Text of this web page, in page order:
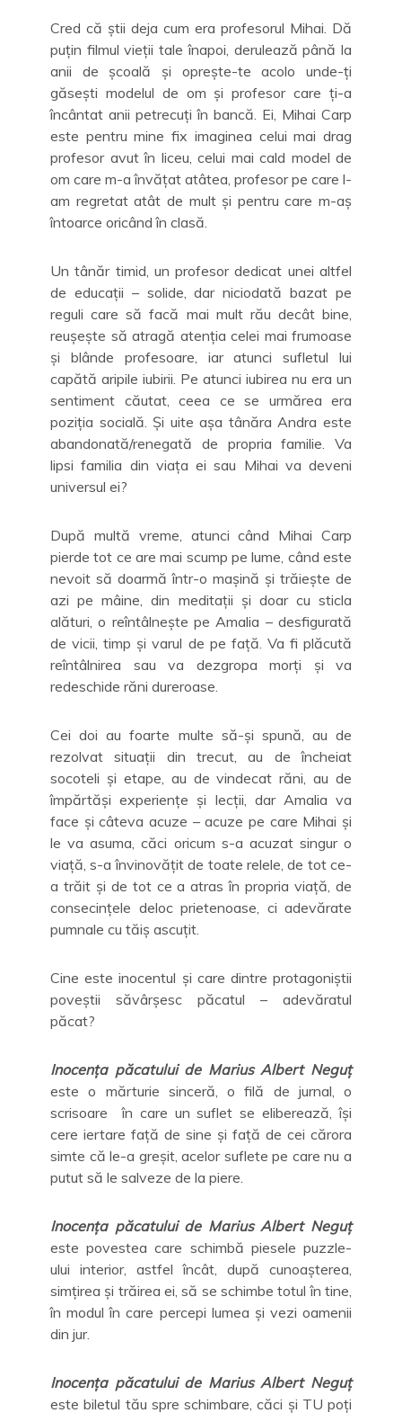
Cred că știi deja cum era profesorul Mihai. Dă
puțin filmul vieții tale înapoi, derulează până la
anii de școală și oprește-te acolo unde-ți
găsești modelul de om și profesor care ți-a
încântat anii petrecuți în bancă. Ei, Mihai Carp
este pentru mine fix imaginea celui mai drag
profesor avut în liceu, celui mai cald model de
om care m-a învățat atâtea, profesor pe care l-
am regretat atât de mult și pentru care m-aș
întoarce oricând în clasă.
Un tânăr timid, un profesor dedicat unei altfel
de educații – solide, dar niciodată bazat pe
reguli care să facă mai mult rău decât bine,
reușește să atragă atenția celei mai frumoase
și blânde profesoare, iar atunci sufletul lui
capătă aripile iubirii. Pe atunci iubirea nu era un
sentiment căutat, ceea ce se urmărea era
poziția socială. Și uite așa tânăra Andra este
abandonată/renegată de propria familie. Va
lipsi familia din viața ei sau Mihai va deveni
universul ei?
După multă vreme, atunci când Mihai Carp
pierde tot ce are mai scump pe lume, când este
nevoit să doarmă într-o mașină și trăiește de
azi pe mâine, din meditații și doar cu sticla
alături, o reîntâlnește pe Amalia – desfigurată
de vicii, timp și varul de pe față. Va fi plăcută
reîntâlnirea sau va dezgropa morți și va
redeschide răni dureroase.
Cei doi au foarte multe să-și spună, au de
rezolvat situații din trecut, au de încheiat
socoteli și etape, au de vindecat răni, au de
împărtăși experiențe și lecții, dar Amalia va
face și câteva acuze – acuze pe care Mihai și
le va asuma, căci oricum s-a acuzat singur o
viață, s-a învinovățit de toate relele, de tot ce-
a trăit și de tot ce a atras în propria viață, de
consecințele deloc prietenoase, ci adevărate
pumnale cu tăiș ascuțit.
Cine este inocentul și care dintre protagoniștii
poveștii săvârșesc păcatul – adevăratul
păcat?
Inocența păcatului de Marius Albert Neguț
este o mărturie sinceră, o filă de jurnal, o
scrisoare în care un suflet se eliberează, își
cere iertare față de sine și față de cei cărora
simte că le-a greșit, acelor suflete pe care nu a
putut să le salveze de la piere.
Inocența păcatului de Marius Albert Neguț
este povestea care schimbă piesele puzzle-
ului interior, astfel încât, după cunoașterea,
simțirea și trăirea ei, să se schimbe totul în tine,
în modul în care percepi lumea și vezi oamenii
din jur.
Inocența păcatului de Marius Albert Neguț
este biletul tău spre schimbare, căci și TU poți